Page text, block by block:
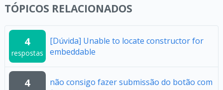
TÓPICOS RELACIONADOS
4
respostas
[Dúvida] Unable to locate constructor for
embeddable
4
não consigo fazer submissão do botão com